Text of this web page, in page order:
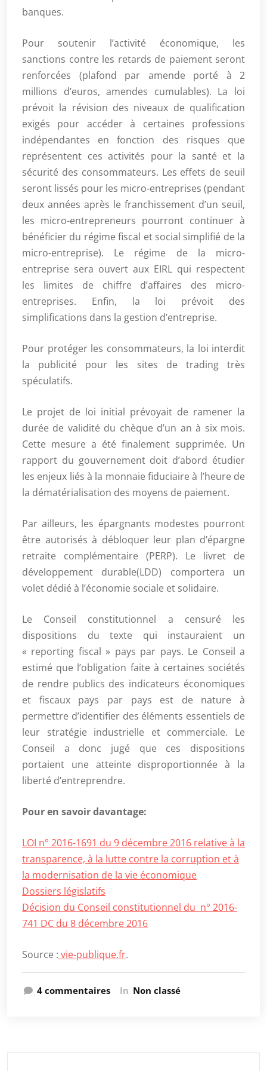
banques.
Pour soutenir l’activité économique, les
sanctions contre les retards de paiement seront
renforcées (plafond par amende porté à 2
millions d’euros, amendes cumulables). La loi
prévoit la révision des niveaux de qualification
exigés pour accéder à certaines professions
indépendantes en fonction des risques que
représentent ces activités pour la santé et la
sécurité des consommateurs. Les effets de seuil
seront lissés pour les micro-entreprises (pendant
deux années après le franchissement d’un seuil,
les micro-entrepreneurs pourront continuer à
bénéficier du régime fiscal et social simplifié de la
micro-entreprise). Le régime de la micro-
entreprise sera ouvert aux EIRL qui respectent
les limites de chiffre d’affaires des micro-
entreprises. Enfin, la loi prévoit des
simplifications dans la gestion d’entreprise.
Pour protéger les consommateurs, la loi interdit
la publicité pour les sites de trading très
spéculatifs.
Le projet de loi initial prévoyait de ramener la
durée de validité du chèque d’un an à six mois.
Cette mesure a été finalement supprimée. Un
rapport du gouvernement doit d’abord étudier
les enjeux liés à la monnaie fiduciaire à l’heure de
la dématérialisation des moyens de paiement.
Par ailleurs, les épargnants modestes pourront
être autorisés à débloquer leur plan d’épargne
retraite complémentaire (PERP). Le livret de
développement durable(LDD) comportera un
volet dédié à l’économie sociale et solidaire.
Le Conseil constitutionnel a censuré les
dispositions du texte qui instauraient un
« reporting fiscal » pays par pays. Le Conseil a
estimé que l’obligation faite à certaines sociétés
de rendre publics des indicateurs économiques
et fiscaux pays par pays est de nature à
permettre d’identifier des éléments essentiels de
leur stratégie industrielle et commerciale. Le
Conseil a donc jugé que ces dispositions
portaient une atteinte disproportionnée à la
liberté d’entreprendre.
Pour en savoir davantage:
LOI n° 2016-1691 du 9 décembre 2016 relative à la
transparence, à la lutte contre la corruption et à
la modernisation de la vie économique
Dossiers législatifs
Décision du Conseil constitutionnel du n° 2016-
741 DC du 8 décembre 2016
Source : vie-publique.fr.
4 commentairessurIn Non classé